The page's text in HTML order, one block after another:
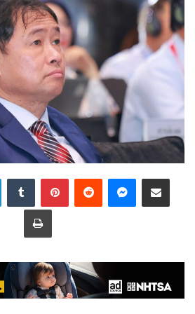
LinkedInTumblr PinterestReddit Messenger
Share via Email
Print